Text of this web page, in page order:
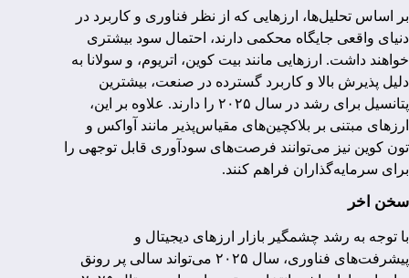
بر اساس تحلیل‌ها، ارزهایی که از نظر فناوری و کاربرد در
دنیای واقعی جایگاه محکمی دارند، احتمال سود بیشتری
خواهند داشت. ارزهایی مانند بیت کوین، اتریوم، و سولانا به
دلیل پذیرش بالا و کاربرد گسترده در صنعت، بیشترین
پتانسیل برای رشد در سال ۲۰۲۵ را دارند. علاوه بر این،
ارزهای مبتنی بر بلاکچین‌های مقیاس‌پذیر مانند آواکس و
تون کوین نیز می‌توانند فرصت‌های سودآوری قابل توجهی را
برای سرمایه‌گذاران فراهم کنند.
سخن اخر
با توجه به رشد چشمگیر بازار ارزهای دیجیتال و
پیشرفت‌های فناوری، سال ۲۰۲۵ می‌تواند سالی پر رونق